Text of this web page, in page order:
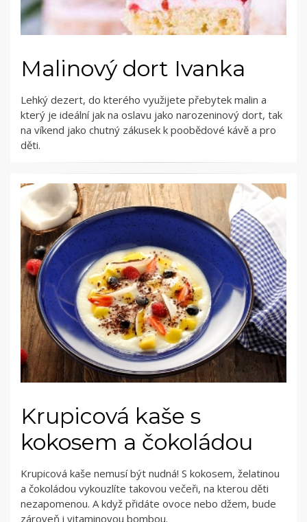
Malinový dort Ivanka
Lehký dezert, do kterého využijete přebytek malin a
který je ideální jak na oslavu jako narozeninový dort, tak
na víkend jako chutný zákusek k poobědové kávě a pro
děti.
Krupicová kaše s
kokosem a čokoládou
Krupicová kaše nemusí být nudná! S kokosem, želatinou
a čokoládou vykouzlíte takovou večeři, na kterou děti
nezapomenou. A když přidáte ovoce nebo džem, bude
zároveň i vitaminovou bombou.